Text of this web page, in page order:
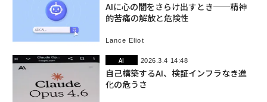
AIに心の闇をさらけ出すとき──精神
的苦痛の解放と危険性
Lance Eliot
AI 2026.3.4 14:48
自己構築するAI、検証インフラなき進
化の危うさ